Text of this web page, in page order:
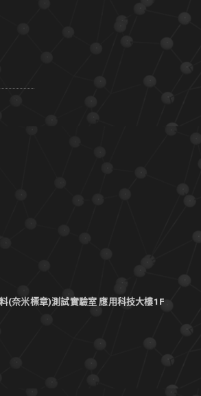
(奈米標章)測試實驗室 應用科技大樓1F